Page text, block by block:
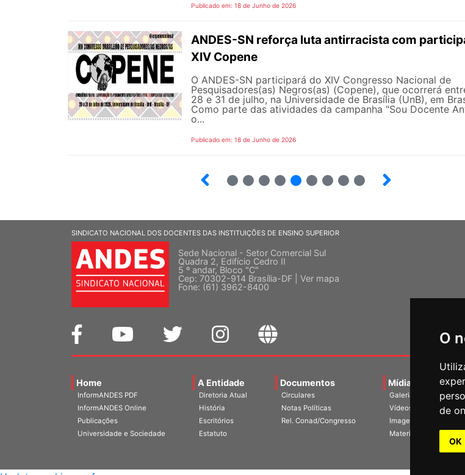
O
de
OK
Publicado em: 18 de Junho de 2026
ANDES-SN reforça luta antirracista com
XIV Copene
O ANDES-SN participará do XIV Congresso Nacional de
Pesquisadores(as) Negros(as) (Copene), que ocorrerá
28 e 31 de julho, na Universidade de Brasília (UnB), em
Como parte das atividades da campanha "Sou Docente
o...
Publicado em: 18 de Junho de 2026
SINDICATO NACIONAL DOS DOCENTES DAS INSTITUIÇÕES DE ENSINO SUPERIOR
Sede Nacional - Setor Comercial Sul
Quadra 2, Edifício Cedro II
5 º andar, Bloco "C"
Cep: 70302-914 Brasília-DF | Ver mapa
Fone: (61) 3962-8400
Home
InformANDES PDF
InformANDES Online
Publicações
Universidade e Sociedade
A Entidade
Diretoria Atual
História
Escritórios
Estatuto
Documentos
Circulares
Notas Políticas
Rel. Conad/Congresso
Mídias
Galerias
Vídeos
Imagens
Materiais